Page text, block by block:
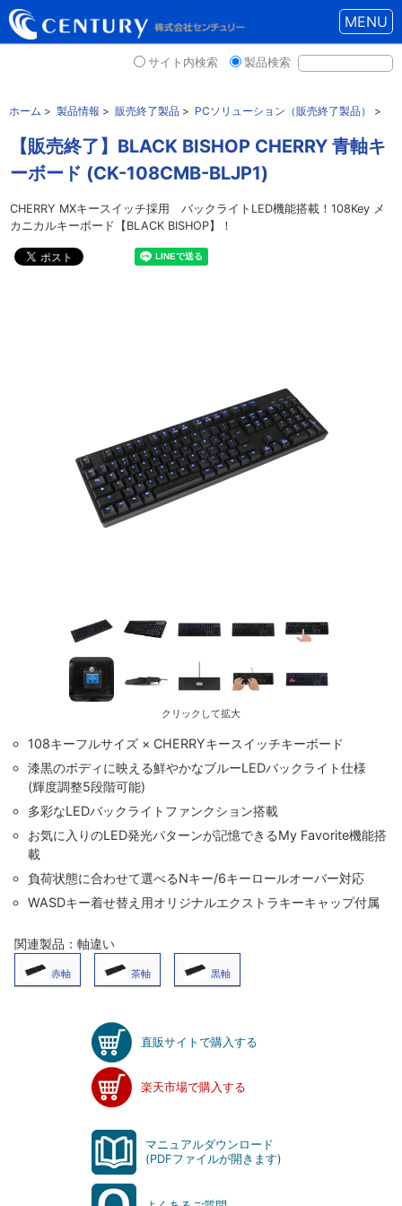
MENU
サイト内検索 製品検索
ホーム > 製品情報 > 販売終了製品 > PCソリューション（販売終了製品） >
【販売終了】BLACK BISHOP CHERRY 青軸キ
ーボード (CK-108CMB-BLJP1)
CHERRY MXキースイッチ採用 バックライトLED機能搭載！108Key メ
カニカルキーボード【BLACK BISHOP】！
クリックして拡大
108キーフルサイズ × CHERRYキースイッチキーボード
漆黒のボディに映える鮮やかなブルーLEDバックライト仕様
(輝度調整5段階可能)
多彩なLEDバックライトファンクション搭載
お気に入りのLED発光パターンが記憶できるMy Favorite機能搭
載
負荷状態に合わせて選べるNキー/6キーロールオーバー対応
WASDキー着せ替え用オリジナルエクストラキーキャップ付属
関連製品：軸違い
赤軸 茶軸 黒軸
直販サイトで購入する
楽天市場で購入する
マニュアルダウンロード
(PDFファイルが開きます)